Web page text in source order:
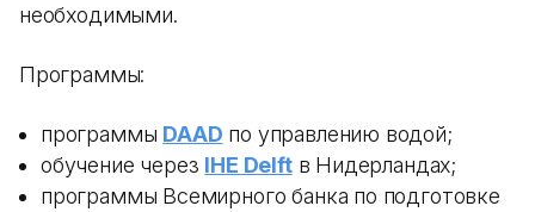
необходимыми.
Программы:
программы DAAD по управлению водой;
обучение через IHE Delftв Нидерландах;
программы Всемирного банка по подготовке